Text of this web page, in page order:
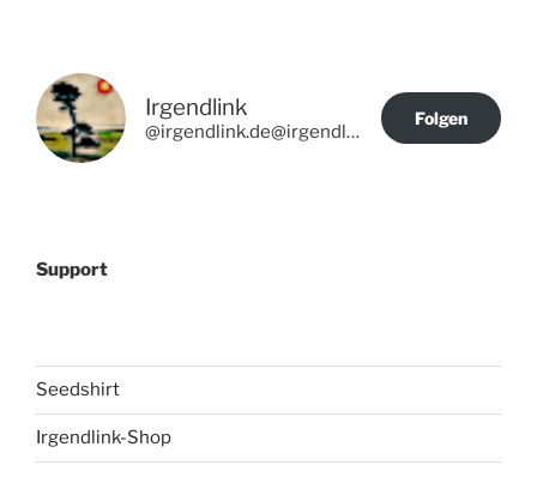
Irgendlink
@irgendlink.de@irgendlink.de
Folgen
Support
Seedshirt
Irgendlink-Shop